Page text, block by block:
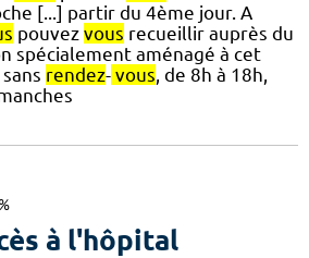
[...] partir du 4ème jour. A
pouvez vous recueillir auprès du
spécialement aménagé à cet
rendez- vous , de 8h à 18h,
à l'hôpital